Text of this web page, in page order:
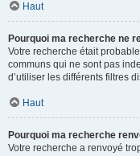
Haut
Pourquoi ma recherche ne
Votre recherche était
communs qui ne sont pas
d’utiliser les différents filtres
Haut
Pourquoi ma recherche
Votre recherche a renvoyé